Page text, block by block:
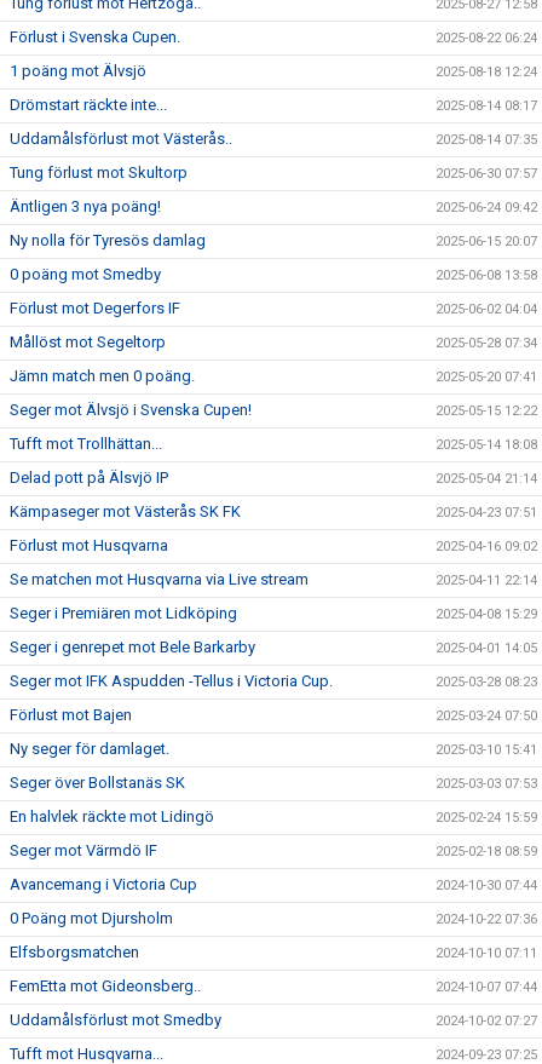
2025-08-27 12:58
Förlust i Svenska Cupen. 2025-08-22 06:24
1 poäng mot Älvsjö 2025-08-18 12:24
Drömstart räckte inte... 2025-08-14 08:17
Uddamålsförlust mot Västerås.. 2025-08-14 07:35
Tung förlust mot Skultorp 2025-06-30 07:57
Äntligen 3 nya poäng! 2025-06-24 09:42
Ny nolla för Tyresös damlag 2025-06-15 20:07
0 poäng mot Smedby 2025-06-08 13:58
Förlust mot Degerfors IF 2025-06-02 04:04
Mållöst mot Segeltorp 2025-05-28 07:34
Jämn match men 0 poäng. 2025-05-20 07:41
Seger mot Älvsjö i Svenska Cupen! 2025-05-15 12:22
Tufft mot Trollhättan... 2025-05-14 18:08
Delad pott på Älsvjö IP 2025-05-04 21:14
Kämpaseger mot Västerås SK FK 2025-04-23 07:51
Förlust mot Husqvarna 2025-04-16 09:02
Se matchen mot Husqvarna via Live stream 2025-04-11 22:14
Seger i Premiären mot Lidköping 2025-04-08 15:29
Seger i genrepet mot Bele Barkarby 2025-04-01 14:05
Seger mot IFK Aspudden -Tellus i Victoria Cup. 2025-03-28 08:23
Förlust mot Bajen 2025-03-24 07:50
Ny seger för damlaget. 2025-03-10 15:41
Seger över Bollstanäs SK 2025-03-03 07:53
En halvlek räckte mot Lidingö 2025-02-24 15:59
Seger mot Värmdö IF 2025-02-18 08:59
Avancemang i Victoria Cup 2024-10-30 07:44
0 Poäng mot Djursholm 2024-10-22 07:36
Elfsborgsmatchen 2024-10-10 07:11
FemEtta mot Gideonsberg.. 2024-10-07 07:44
Uddamålsförlust mot Smedby 2024-10-02 07:27
Tufft mot Husqvarna... 2024-09-23 07:25